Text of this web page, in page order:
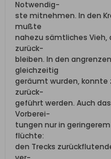
Notwendig-
ste mitnehmen. In den
mußte
nahezu sämtliches Vieh,
zurück-
bleiben. In den
gleichzeitig
geräumt wurden,
zurück-
geführt werden. Auch
Vorberei-
tungen nur in
flüchte:
den Trecks